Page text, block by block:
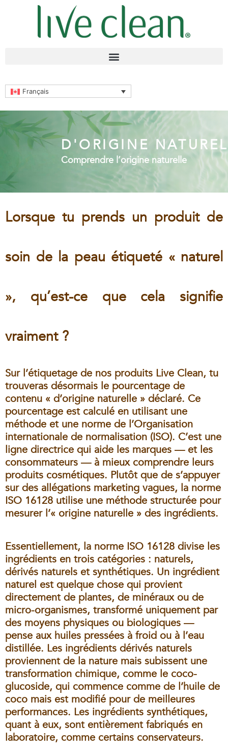
Français
D'ORIGINE
Comprendre l’origine naturelle
Lorsque tu prends un produit de
soin de la peau étiqueté « naturel
», qu’est-ce que cela signifie
vraiment ?
Sur l’étiquetage de nos produits Live Clean, tu
trouveras désormais le pourcentage de
contenu « d’origine naturelle » déclaré. Ce
pourcentage est calculé en utilisant une
méthode et une norme de l’Organisation
internationale de normalisation (ISO). C’est une
ligne directrice qui aide les marques — et les
consommateurs — à mieux comprendre leurs
produits cosmétiques. Plutôt que de s’appuyer
sur des allégations marketing vagues, la norme
ISO 16128 utilise une méthode structurée pour
mesurer l’« origine naturelle » des ingrédients.
Essentiellement, la norme ISO 16128 divise les
ingrédients en trois catégories : naturels,
dérivés naturels et synthétiques. Un ingrédient
naturel est quelque chose qui provient
directement de plantes, de minéraux ou de
micro-organismes, transformé uniquement par
des moyens physiques ou biologiques —
pense aux huiles pressées à froid ou à l’eau
distillée. Les ingrédients dérivés naturels
proviennent de la nature mais subissent une
transformation chimique, comme le coco-
glucoside, qui commence comme de l’huile de
coco mais est modifié pour de meilleures
performances. Les ingrédients synthétiques,
quant à eux, sont entièrement fabriqués en
laboratoire, comme certains conservateurs.